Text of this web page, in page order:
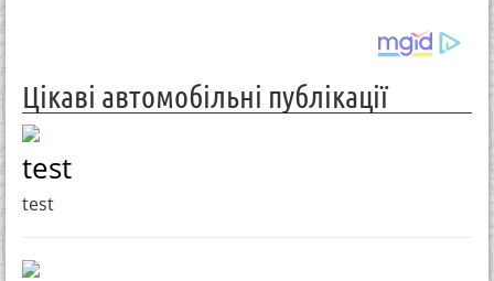
Цікаві автомобільні публікації
test
test